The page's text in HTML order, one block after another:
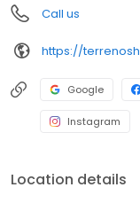
Call us
https://
Google
Instagram
Location details